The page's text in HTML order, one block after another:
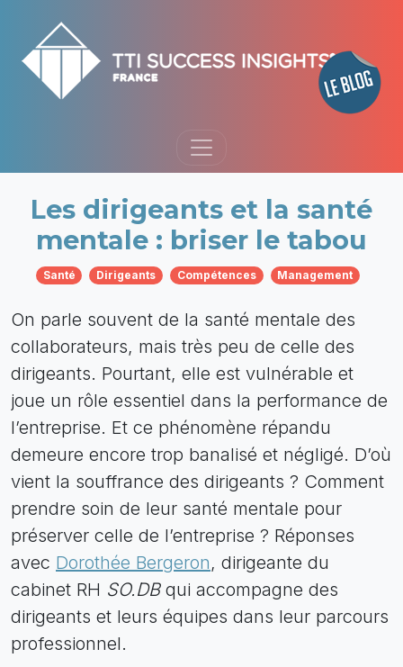
Les dirigeants et la santé
mentale : briser le tabou
Santé Dirigeants Compétences Management
On parle souvent de la santé mentale des
collaborateurs, mais très peu de celle des
dirigeants. Pourtant, elle est vulnérable et
joue un rôle essentiel dans la performance de
l’entreprise. Et ce phénomène répandu
demeure encore trop banalisé et négligé. D’où
vient la souffrance des dirigeants ? Comment
prendre soin de leur santé mentale pour
préserver celle de l’entreprise ? Réponses
avec Dorothée Bergeron, dirigeante du
cabinet RH SO.DBqui accompagne des
dirigeants et leurs équipes dans leur parcours
professionnel.